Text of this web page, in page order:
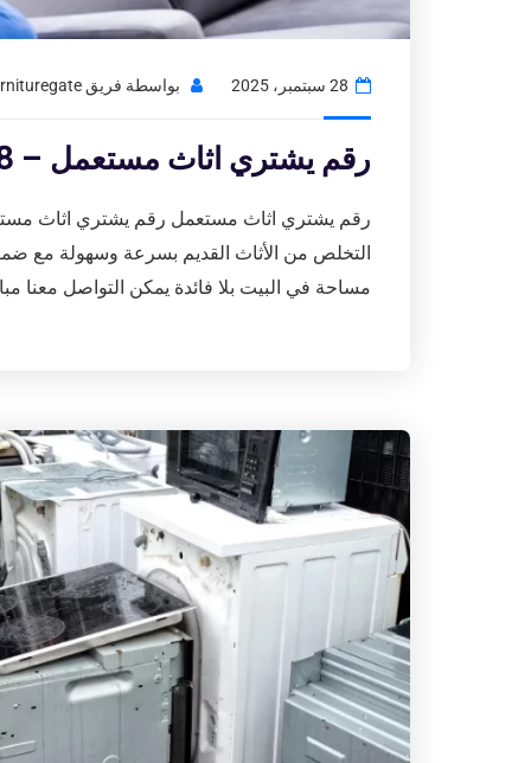
28 سبتمبر، 2025 بواسطة فريق Usedfurnituregate
رقم يشتري اثاث مستعمل – 97776408|شراء اثاث مستعمل بالكويت
رقم يشتري اثاث مستعمل رقم يشتري اثاث
التخلص من الأثاث القديم بسرعة وسهولة مع
مساحة في البيت بلا فائدة يمكن التواصل معنا